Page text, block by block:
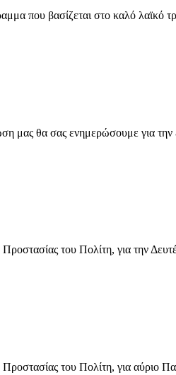
που βασίζεται στο καλό λαϊκό
μας θα σας ενημερώσουμε για
του Πολίτη, για την
του Πολίτη, για αύριο